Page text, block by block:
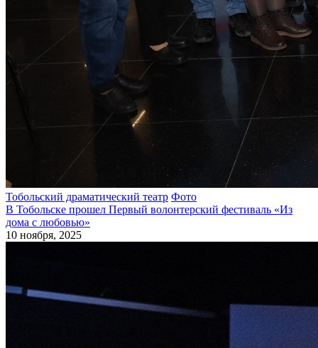
Тобольский драматический театр Фото
В Тобольске прошел Первый волонтерский фестиваль «Из
дома с любовью»
10 ноября, 2025